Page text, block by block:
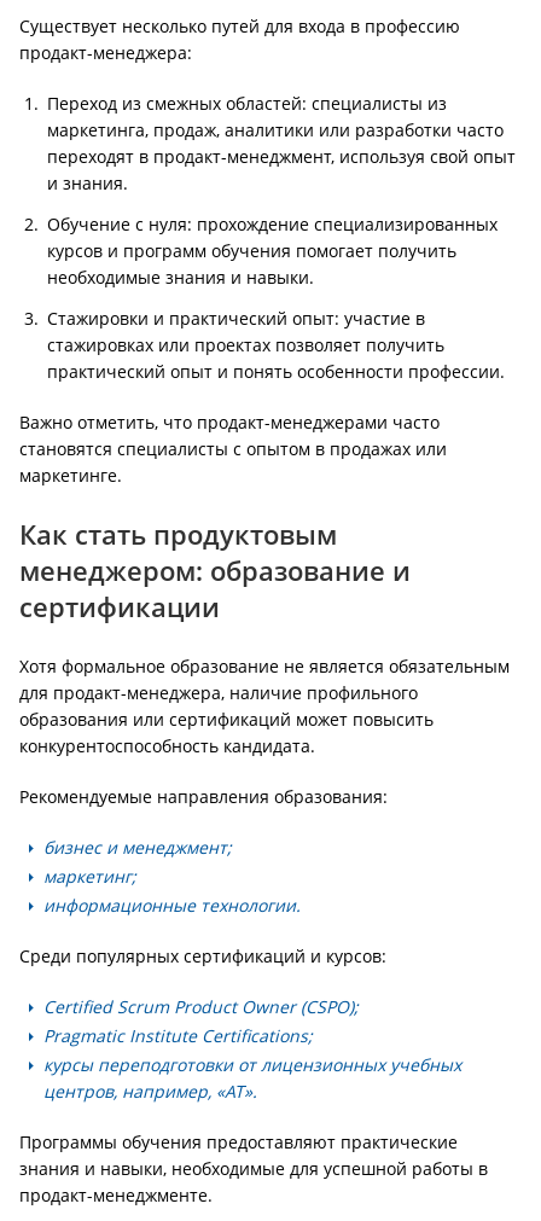
Существует несколько путей для входа в профессию
продакт-менеджера:
Переход из смежных областей: специалисты из
маркетинга, продаж, аналитики или разработки часто
переходят в продакт-менеджмент, используя свой опыт
и знания.
Обучение с нуля: прохождение специализированных
курсов и программ обучения помогает получить
необходимые знания и навыки.
Стажировки и практический опыт: участие в
стажировках или проектах позволяет получить
практический опыт и понять особенности профессии.
Важно отметить, что продакт-менеджерами часто
становятся специалисты с опытом в продажах или
маркетинге.
Как стать продуктовым
менеджером: образование и
сертификации
Хотя формальное образование не является обязательным
для продакт-менеджера, наличие профильного
образования или сертификаций может повысить
конкурентоспособность кандидата.
Рекомендуемые направления образования:
бизнес и менеджмент;
маркетинг;
информационные технологии.
Среди популярных сертификаций и курсов:
Certified Scrum Product Owner (CSPO);
Pragmatic Institute Certifications;
курсы переподготовки от лицензионных учебных
центров, например, «АТ».
Программы обучения предоставляют практические
знания и навыки, необходимые для успешной работы в
продакт-менеджменте.